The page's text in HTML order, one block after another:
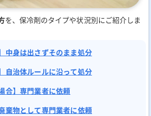
を、保冷剤のタイプや状況別にご紹介しま
中身は出さずそのまま処分
自治体ルールに沿って処分
合】専門業者に依頼
棄物として専門業者に依頼